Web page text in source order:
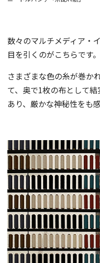
数々のマルチメディア・
目を引くのがこちらです。
さまざまな色の糸が巻か
て、奥で1枚の布として
あり、厳かな神秘性をも